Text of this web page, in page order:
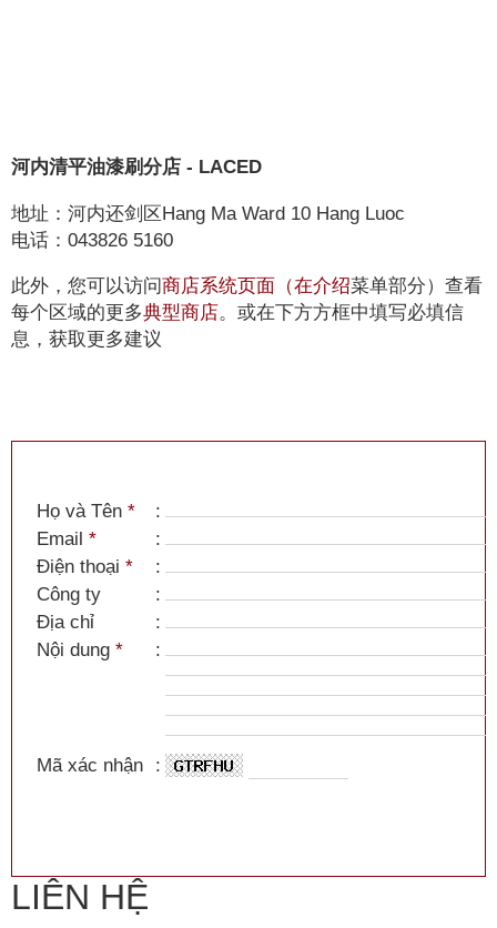
河内清平油漆刷分店 - LACED
地址：河内还剑区Hang Ma Ward 10 Hang Luoc
电话：043826 5160
此外，您可以访问商店系统页面（在介绍菜单部分）查看
每个区域的更多典型商店。 或在下方方框中填写必填信
息，获取更多建议
Họ và Tên *
:
Email *
:
Điện thoại *
:
Công ty
:
Địa chỉ
:
Nội dung * :
Mã xác nhận :
LIÊN HỆ